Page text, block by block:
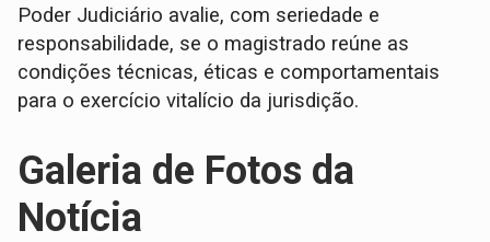
Poder Judiciário avalie, com seriedade e
responsabilidade, se o magistrado reúne as
condições técnicas, éticas e comportamentais
para o exercício vitalício da jurisdição.
Galeria de Fotos da
Notícia